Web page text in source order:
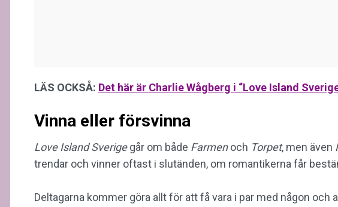
LÄS OCKSÅ: Det här är Charlie Wågberg i “Love Island
Vinna eller försvinna
Love Island Sverigegår om både Farmenoch Torpet, men även
trendar och vinner oftast i slutänden, om romantikerna får
Deltagarna kommer göra allt för att få vara i par med någon och